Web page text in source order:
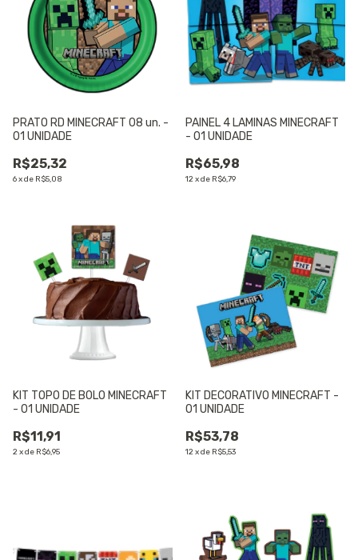
PRATO RD MINECRAFT 08 un. -
01 UNIDADE
R$25,32
6xde R$5,08
PAINEL 4 LAMINAS MINECRAFT
- 01 UNIDADE
R$65,98
12xde R$6,79
KIT TOPO DE BOLO MINECRAFT
- 01 UNIDADE
R$11,91
2xde R$6,95
KIT DECORATIVO MINECRAFT -
01 UNIDADE
R$53,78
12xde R$5,53